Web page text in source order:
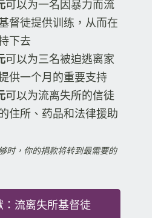
可以为一名因暴力而流
督徒提供训练，从而在
下去
可以为三名被迫逃离家
供一个月的重要支持
可以为流离失所的信徒
住所、药品和法律援助
时，你的捐款将转到最需要的
：流离失所基督徒